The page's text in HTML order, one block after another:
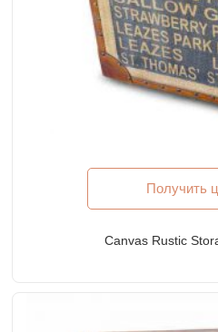
Получить
Canvas Rustic